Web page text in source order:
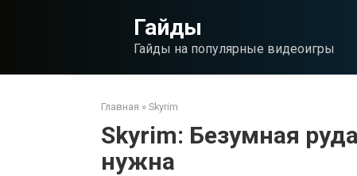
Гайды
Гайды на популярные видеоигры
Главная » Skyrim
Skyrim: Безумная
нужна